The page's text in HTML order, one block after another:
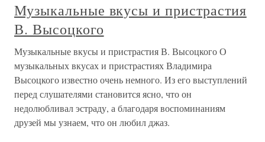
Музыкальные вкусы и пристрастия
В. Высоцкого
Музыкальные вкусы и пристрастия В. Высоцкого О
музыкальных вкусах и пристрастиях Владимира
Высоцкого известно очень немного. Из его выступлений
перед слушателями становится ясно, что он
недолюбливал эстраду, а благодаря воспоминаниям
друзей мы узнаем, что он любил джаз.